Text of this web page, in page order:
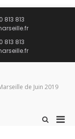
813 813
813 813
de Juin 2019
Afficher